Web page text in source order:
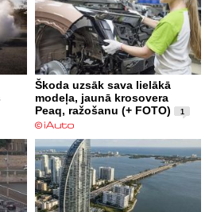
Škoda uzsāk sava lielākā
modeļa, jaunā krosovera
Peaq, ražošanu (+ FOTO)
1